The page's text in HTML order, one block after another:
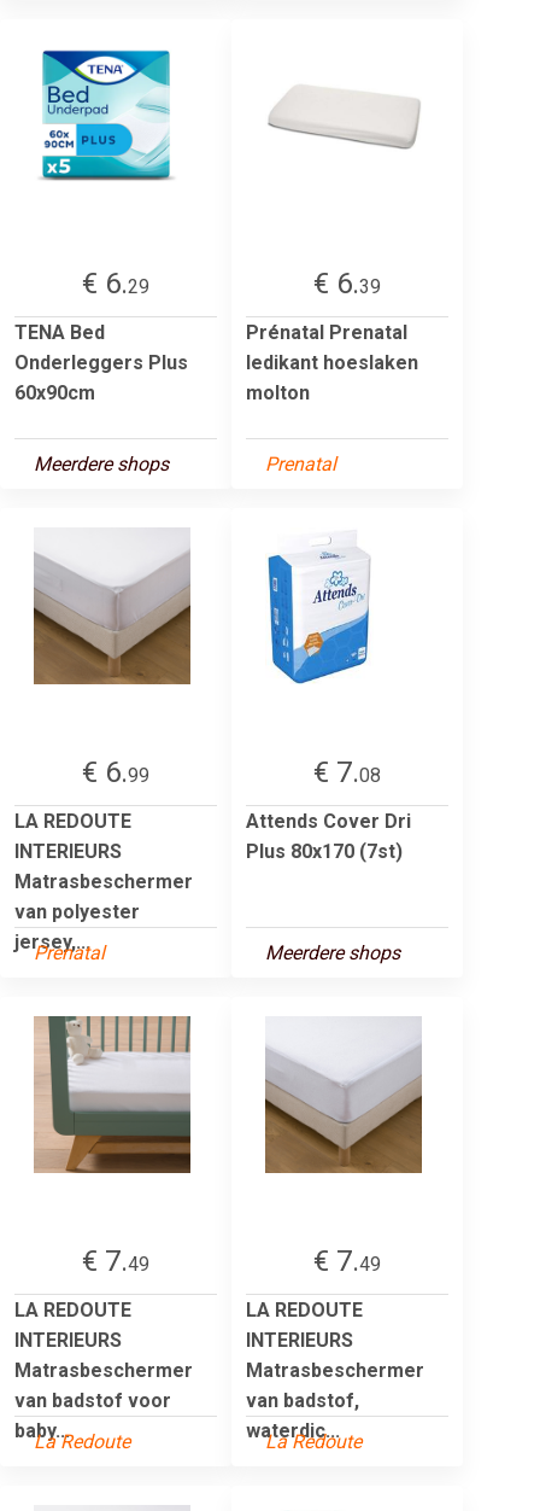
€ 6.29
TENA Bed
Onderleggers Plus
60x90cm
Meerdere shops
€ 6.39
Prénatal Prenatal
ledikant hoeslaken
molton
Prenatal
€ 6.99
LA REDOUTE
INTERIEURS
Matrasbeschermer
van polyester
jersey,...
Prenatal
€ 7.08
Attends Cover Dri
Plus 80x170 (7st)
Meerdere shops
€ 7.49
LA REDOUTE
INTERIEURS
Matrasbeschermer
van badstof voor
baby...
La Redoute
€ 7.49
LA REDOUTE
INTERIEURS
Matrasbeschermer
van badstof,
waterdic...
La Redoute